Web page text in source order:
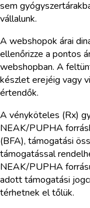
sem
vállalunk.
A webshopok árai
ellenőrizze a pontos
webshopban. A
készlet erejéig vagy
értendők.
A vényköteles (Rx)
NEAK/PUPHA
(BFA), támogatási
támogatással
NEAK/PUPHA
adott támogatási
térhetnek el tőlük.